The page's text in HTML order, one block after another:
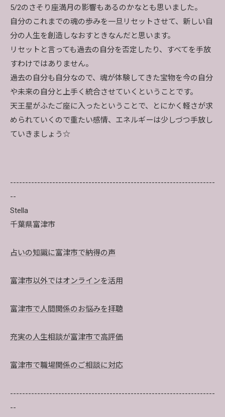
5/2のさそり座満月の影響もあるのかなとも思いました。
自分のこれまでの魂の歩みを一旦リセットさせて、新しい自
分の人生を創造しなおすときなんだと思います。
リセットと言っても過去の自分を否定したり、すべてを手放
すわけではありません。
過去の自分も自分なので、魂が体験してきた宝物を今の自分
や未来の自分と上手く統合させていくということです。
天王星がふたご座に入ったということで、とにかく軽さが求
められていくので重たい感情、エネルギーは少しづつ手放し
ていきましょう☆
--------------------------------------------------------------------
--
Stella
千葉県富津市
占いの知識に富津市で納得の声
富津市以外ではオンラインを活用
富津市で人間関係のお悩みを拝聴
充実の人生相談が富津市で高評価
富津市で職場関係のご相談に対応
--------------------------------------------------------------------
--